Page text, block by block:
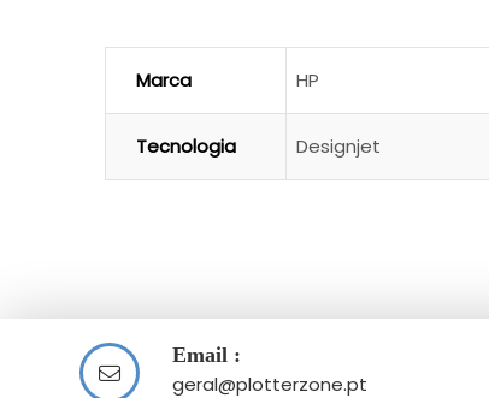
Marca HP
Tecnologia Designjet
Email :
geral@plotterzone.pt